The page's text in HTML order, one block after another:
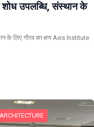
उपलब्धि, संस्थान के
के लिए गौरव का क्षण Axis Institute